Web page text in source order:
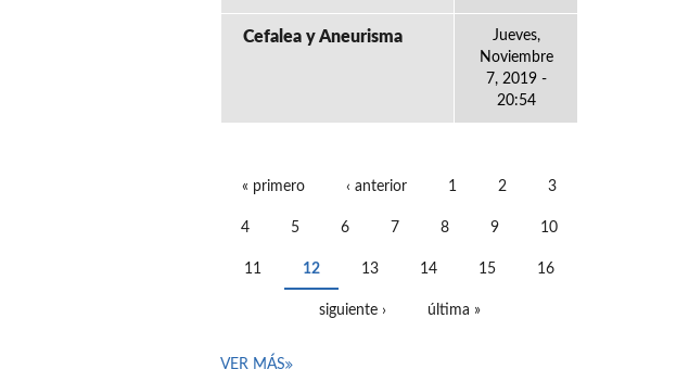
Cefalea y Aneurisma
Jueves,
Noviembre
7, 2019 -
20:54
« primero ‹ anterior 1 2 3
4 5 6 7 8 9 10
11 12 13 14 15 16
siguiente › última »
VER MÁS